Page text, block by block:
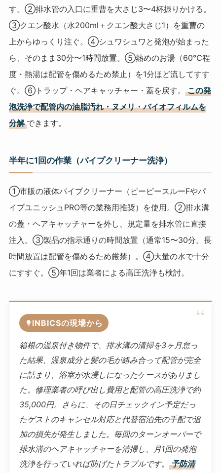
す。②排水管の入口に重曹を大さじ3〜4杯振りかける。
③クエン酸水（水200ml＋クエン酸大さじ1）を重曹の
上からゆっくり注ぐ。④シュワシュワと発泡が始まった
ら、そのまま30分〜1時間放置。⑤熱めのお湯（60℃程
度・熱湯は配管を傷めるため禁止）を1分ほど流してすす
ぐ。⑥トラップ・ヘアキャッチャー・蓋を戻す。
この発
泡洗浄で配管内の油脂汚れ・ヌメリ・バイオフィルムを
分解 できます。
半年に1回の作業（パイプクリーナー洗浄）
①市販の液体パイプクリーナー（ピーピースルーFやパ
イプユニッシュPRO等の業務用推奨）を使用。②排水溝
の蓋・ヘアキャッチャーを外し、規定量を排水管に直接
注入。③製品の指示通りの時間放置（通常15〜30分。長
時間放置は配管を傷めるため厳禁）。④大量の水で十分
にすすぐ。⑤年1回は業者による高圧洗浄も検討。
INBICSの現場から
箱根の温泉付き物件で、排水溝の清掃を3ヶ月怠っ
た結果、温泉成分と髪の毛が絡み合って配管が完全
に詰まり、浴室が水浸しになったケースがありまし
た。修理業者の呼び出し費用と配管の高圧洗浄で約
35,000円。さらに、その日チェックイン予定だっ
たゲストのキャンセル対応と代替宿泊先の手配で追
加の損失が発生しました。毎回のターンオーバーで
排水溝のヘアキャッチャーを清掃し、月1回の発泡
洗浄を行っていれば防げたトラブルです。
予防清